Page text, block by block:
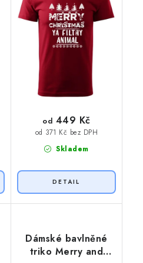
Skladem
od 371 Kč bez DPH
od 449 Kč
Dámské bavlněné
triko Merry and